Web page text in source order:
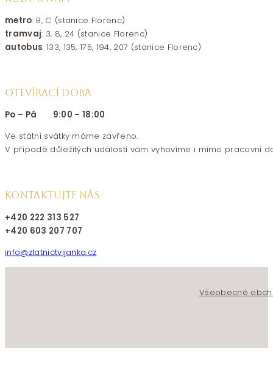
metro: B, C (stanice Florenc)
tramvaj: 3, 8, 24 (stanice Florenc)
autobus: 133, 135, 175, 194, 207 (stanice Florenc)
OTEVÍRACÍ DOBA
Po – Pá 9:00 – 18:00
Ve státní svátky máme zavřeno.
V případě důležitých událostí vám vyhovíme i mimo pracovní
KONTAKTUJTE NÁS
+420 222 313 527
+420 603 207 707
info@zlatnictvijanka.cz
Všeobecné